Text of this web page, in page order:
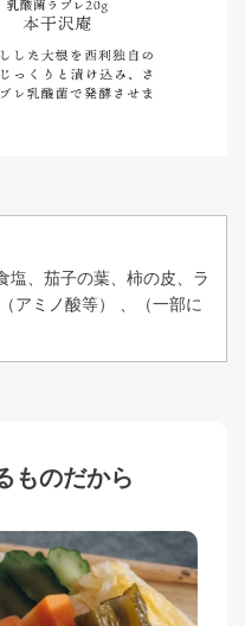
塩、茄子の葉、柿の皮、ラ
アミノ酸等） 、（一部に
ものだから